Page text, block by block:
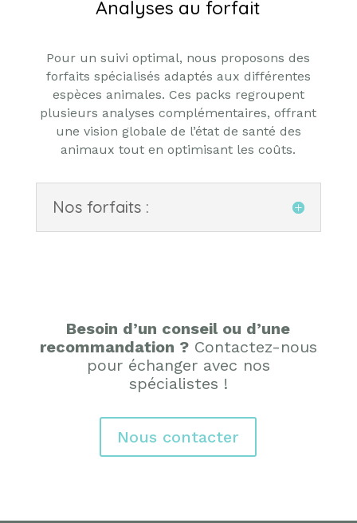
Analyses au forfait
Pour un suivi optimal, nous proposons des
forfaits spécialisés adaptés aux différentes
espèces animales. Ces packs regroupent
plusieurs analyses complémentaires, offrant
une vision globale de l’état de santé des
animaux tout en optimisant les coûts.
Nos forfaits :
Besoin d’un conseil ou d’une
recommandation ?Contactez-nous
pour échanger avec nos
spécialistes !
Nous contacter